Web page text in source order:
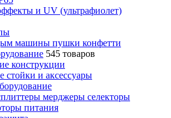
и UV (ультрафиолет)
машины пушки конфетти
545 товаров
конструкции
стойки и аксесcуары
мерджеры селекторы
питания